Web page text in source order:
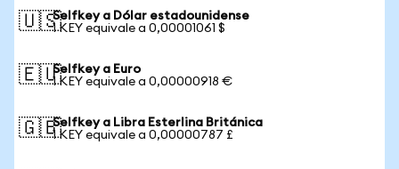
🇺🇸Selfkey a Dólar estadounidense
1 KEY equivale a 0,00001061 $
🇪🇺Selfkey a Euro
1 KEY equivale a 0,00000918 €
🇬🇧Selfkey a Libra Esterlina Británica
1 KEY equivale a 0,00000787 £